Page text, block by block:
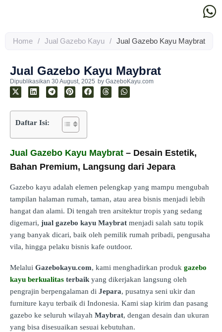
Home / Jual Gazebo Kayu / Jual Gazebo Kayu Maybrat
Jual Gazebo Kayu Maybrat
Dipublikasikan 30 August, 2025 by GazeboKayu.com
Daftar Isi:
Jual Gazebo Kayu Maybrat – Desain Estetik,
Bahan Premium, Langsung dari Jepara
Gazebo kayu adalah elemen pelengkap yang mampu mengubah
tampilan halaman rumah, taman, atau area bisnis menjadi lebih
hangat dan alami. Di tengah tren arsitektur tropis yang sedang
digemari, jual gazebo kayu Maybrat menjadi salah satu topik
yang banyak dicari, baik oleh pemilik rumah pribadi, pengusaha
vila, hingga pelaku bisnis kafe outdoor.
Melalui Gazebokayu.com, kami menghadirkan produk gazebo
kayu berkualitas terbaikyang dikerjakan langsung oleh
pengrajin berpengalaman di Jepara, pusatnya seni ukir dan
furniture kayu terbaik di Indonesia. Kami siap kirim dan pasang
gazebo ke seluruh wilayah Maybrat, dengan desain dan ukuran
yang bisa disesuaikan sesuai kebutuhan.